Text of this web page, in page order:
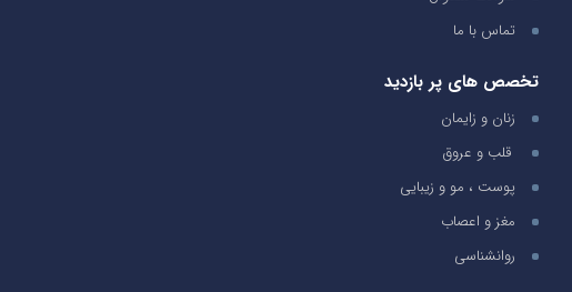
تماس با ما
تخصص های پر بازدید
زنان و زایمان
قلب و عروق
پوست ، مو و زیبایی
مغز و اعصاب
روانشناسی